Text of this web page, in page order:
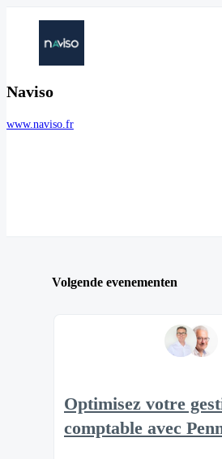
Naviso
www.naviso.fr
Volgende evenementen
Optimisez votre
comptable avec